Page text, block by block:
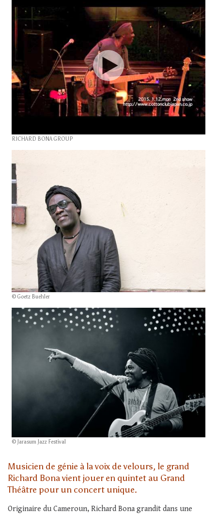
RICHARD BONA GROUP
© Goetz Buehler
© Jarasum Jazz Festival
Musicien de génie à la voix de velours, le grand
Richard Bona vient jouer en quintet au Grand
Théâtre pour un concert unique.
Originaire du Cameroun, Richard Bona grandit dans une